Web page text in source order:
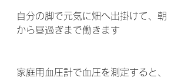
自分の脚で元気に畑へ出掛けて、朝
から昼過ぎまで働きます
家庭用血圧計で血圧を測定すると、